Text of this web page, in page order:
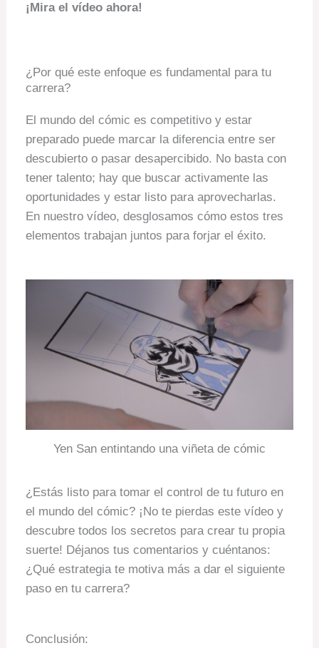
¡Mira el vídeo ahora!
¿Por qué este enfoque es fundamental para tu
carrera?
El mundo del cómic es competitivo y estar
preparado puede marcar la diferencia entre ser
descubierto o pasar desapercibido. No basta con
tener talento; hay que buscar activamente las
oportunidades y estar listo para aprovecharlas.
En nuestro vídeo, desglosamos cómo estos tres
elementos trabajan juntos para forjar el éxito.
Yen San entintando una viñeta de cómic
¿Estás listo para tomar el control de tu futuro en
el mundo del cómic? ¡No te pierdas este vídeo y
descubre todos los secretos para crear tu propia
suerte! Déjanos tus comentarios y cuéntanos:
¿Qué estrategia te motiva más a dar el siguiente
paso en tu carrera?
Conclusión: